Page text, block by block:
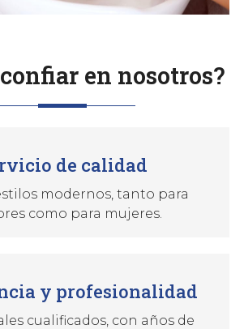
en nosotros?
de calidad
modernos, tanto para
como para mujeres.
y profesionalidad
cualificados, con años de